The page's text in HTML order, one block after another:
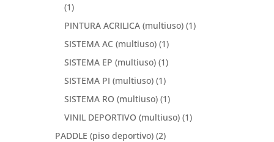
(1)
PINTURA ACRILICA (multiuso) (1)
SISTEMA AC (multiuso) (1)
SISTEMA EP (multiuso) (1)
SISTEMA PI (multiuso) (1)
SISTEMA RO (multiuso) (1)
VINIL DEPORTIVO (multiuso) (1)
PADDLE (piso deportivo) (2)